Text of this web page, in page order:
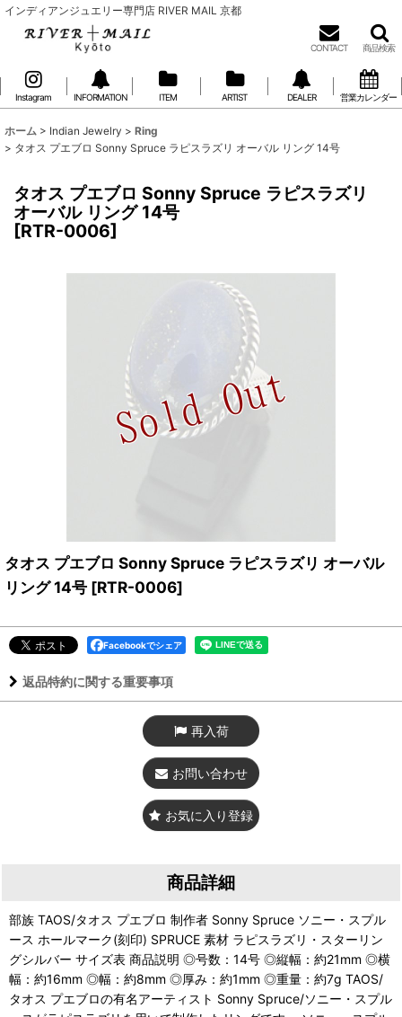
インディアンジュエリー専門店 RIVER MAIL 京都
CONTACT 商品検索
Instagram INFORMATION ITEM ARTIST DEALER 営業カレンダー
ホーム > Indian Jewelry > Ring
> タオス プエブロ Sonny Spruce ラピスラズリ オーバル リング 14号
タオス プエブロ Sonny Spruce ラピスラズリ
オーバル リング 14号
[RTR-0006]
タオス プエブロ Sonny Spruce ラピスラズリ オーバル
リング 14号 [RTR-0006]
Facebookでシェア
返品特約に関する重要事項
再入荷
お問い合わせ
お気に入り登録
商品詳細
部族 TAOS/タオス プエブロ 制作者 Sonny Spruce ソニー・スプル
ース ホールマーク(刻印) SPRUCE 素材 ラピスラズリ・スターリン
グシルバー サイズ表 商品説明 ◎号数：14号 ◎縦幅：約21mm ◎横
幅：約16mm ◎幅：約8mm ◎厚み：約1mm ◎重量：約7g TAOS/
タオス プエブロの有名アーティスト Sonny Spruce/ソニー・スプル